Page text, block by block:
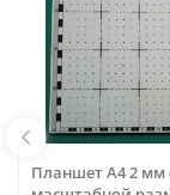
Планшет А4 2 мм